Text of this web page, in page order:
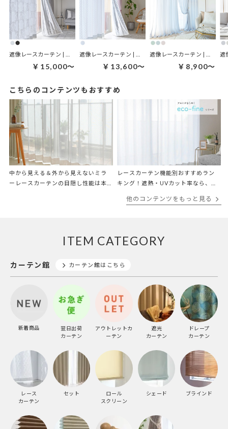
￥15,000～ ￥13,600～ ￥8,900～
こちらのコンテンツもおすすめ
中から見える＆外から見えないミラ
ーレースカーテンの目隠し性能は本
レースカーテン機能別おすすめラン
キング！遮熱・UVカット率なら、結
他のコンテンツをもっと見る
ITEM CATEGORY
カーテン館 カーテン館はこちら
新着商品
翌日出荷
カーテン
アウトレットカ
ーテン
遮光
カーテン
ドレープ
カーテン
レース
カーテン
セット
ロール
スクリーン
シェード ブラインド